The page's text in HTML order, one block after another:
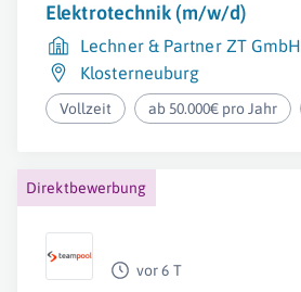
Elektrotechnik (m/w/d)
Lechner & Partner ZT GmbH
Klosterneuburg
Vollzeit ab 50.000€ pro Jahr
Direktbewerbung
vor 6 T